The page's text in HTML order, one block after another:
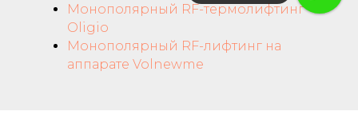
Монополярный RF-термолифтинг
Oligio
Монополярный RF-лифтинг на
аппарате Volnewme